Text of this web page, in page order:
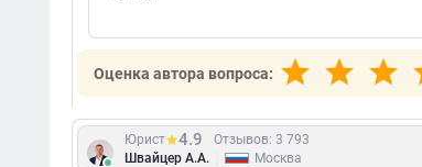
Оценка автора вопроса:
Юрист 4.9
Отзывов: 3 793
Швайцер А.А.
Москва